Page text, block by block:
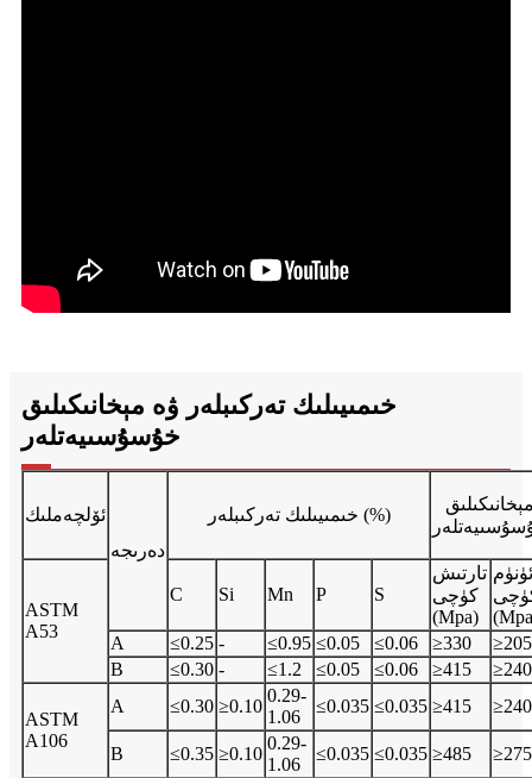
خىمىيىلىك تەركىبلەر ۋە مېخانىكىلىق
خۇسۇسىيەتلەر
ئۆلچەملىك
دەرىجە
خىمىيىلىك تەركىبلەر (%)
ASTM
A53
C Si Mn P S
تارتىش
كۈچى
(Mpa)
ئۈنۈم
A
≤0.25 - ≤0.95 ≤0.05 ≤0.06 ≥330
≥205
B
≤0.30 - ≤1.2 ≤0.05 ≤0.06 ≥415 ≥240
ASTM
A106
A ≤0.30 ≥0.10
0.29-
1.06
≤0.035 ≤0.035 ≥415 ≥240
B ≤0.35 ≥0.10
0.29-
1.06
≤0.035 ≤0.035 ≥485
≥275